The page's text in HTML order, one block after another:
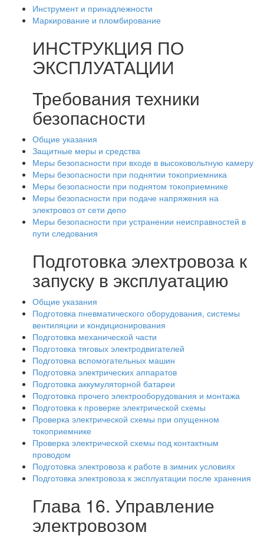
Инструмент и принадлежности
Маркирование и пломбирование
ИНСТРУКЦИЯ ПО
ЭКСПЛУАТАЦИИ
Требования техники
безопасности
Общие указания
Защитные меры и средства
Меры безопасности при входе в высоковольтную камеру
Меры безопасности при поднятии токоприемника
Меры безопасности при поднятом токоприемнике
Меры безопасности при подаче напряжения на
электровоз от сети депо
Меры безопасности при устранении неисправностей в
пути следования
Подготовка элехтровоза к
запуску в эксплуатацию
Общие указания
Подготовка пневматического оборудования, системы
вентиляции и кондиционирования
Подготовка механической части
Подготовка тяговых электродвигателей
Подготовка вспомогательных машин
Подготовка электрических аппаратов
Подготовка аккумуляторной батареи
Подготовка прочего электрооборудования и монтажа
Подготовка к проверке электрической схемы
Проверка электрической схемы при опущенном
токоприемнике
Проверка электрической схемы под контактным
проводом
Подготовка электровоза к работе в зимних условиях
Подготовка электровоза к эксплуатации после хранения
Глава 16. Управление
электровозом